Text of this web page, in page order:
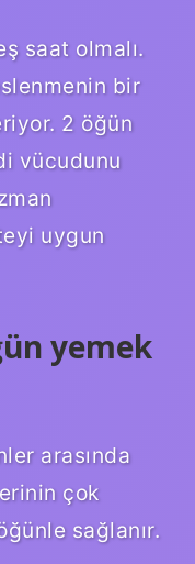
saat olmalı.
bir
2 öğün
vücudunu
uygun
yemek
arasında
çok
sağlanır.